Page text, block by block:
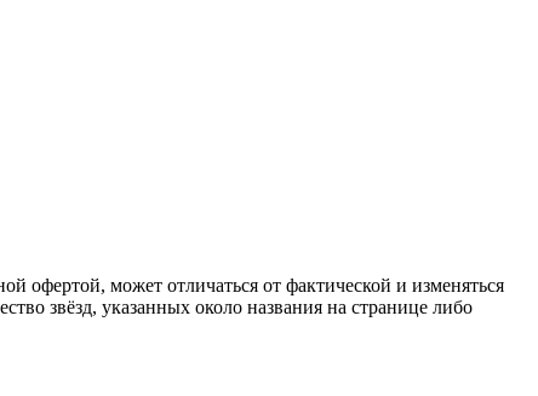
офертой, может отличаться от фактической и изменяться
звёзд, указанных около названия на странице либо